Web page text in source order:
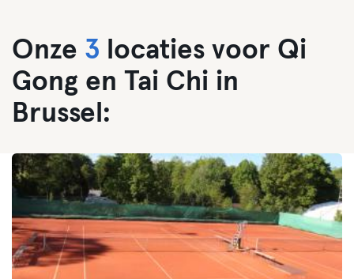
Onze 3 locaties voor Qi
Gong en Tai Chi in
Brussel: